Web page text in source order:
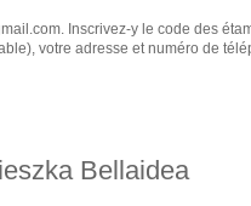
Inscrivez-y le code des
votre adresse et numéro de
Bellaidea